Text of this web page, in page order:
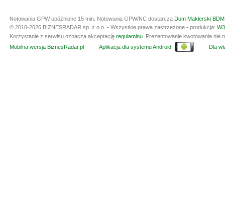
Notowania GPW opóźnione 15 min. Notowania GPW/NC dostarcza Dom Maklerski
© 2010-2026 BIZNESRADAR sp. z o.o. • Wszystkie prawa zastrzeżone • produkcja:
Korzystanie z serwisu oznacza akceptację regulaminu . Prezentowanie kwotowania
Mobilna wersja BiznesRadar.pl
Aplikacja dla systemu Android Dla